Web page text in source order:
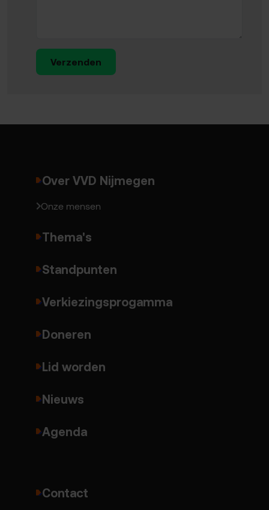
Verzenden
Over VVD Nijmegen
Onze mensen
Thema's
Standpunten
Verkiezingsprogamma
Doneren
Lid worden
Nieuws
Agenda
Contact